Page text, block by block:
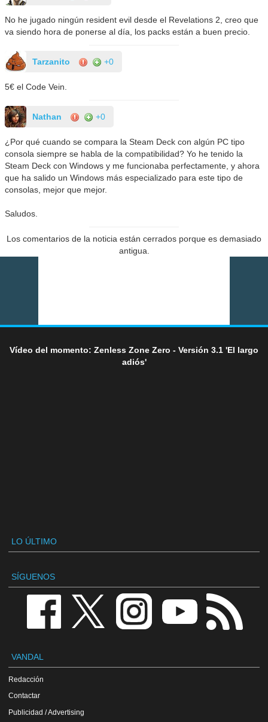
No he jugado ningún resident evil desde el Revelations 2, creo que
va siendo hora de ponerse al día, los packs están a buen precio.
Tarzanito +0
5€ el Code Vein.
Nathan +0
¿Por qué cuando se compara la Steam Deck con algún PC tipo
consola siempre se habla de la compatibilidad? Yo he tenido la
Steam Deck con Windows y me funcionaba perfectamente, y ahora
que ha salido un Windows más especializado para este tipo de
consolas, mejor que mejor.
Saludos.
Los comentarios de la noticia están cerrados porque es demasiado
antigua.
Vídeo del momento: Zenless Zone Zero - Versión 3.1 'El largo
adiós'
LO ÚLTIMO
SÍGUENOS
VANDAL
Redacción
Contactar
Publicidad / Advertising